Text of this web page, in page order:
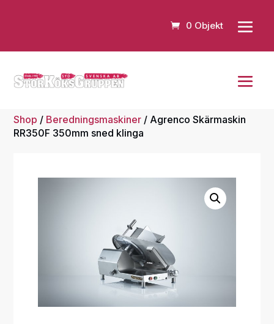
0 Objekt
Shop / Beredningsmaskiner / Agrenco Skärmaskin
RR350F 350mm sned klinga